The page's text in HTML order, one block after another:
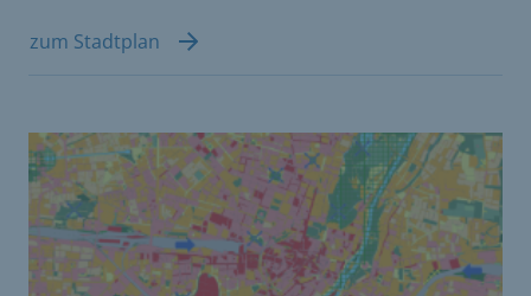
zum Stadtplan